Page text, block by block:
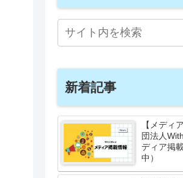
新着記事
【メディ
団法人
ディア掲
中）